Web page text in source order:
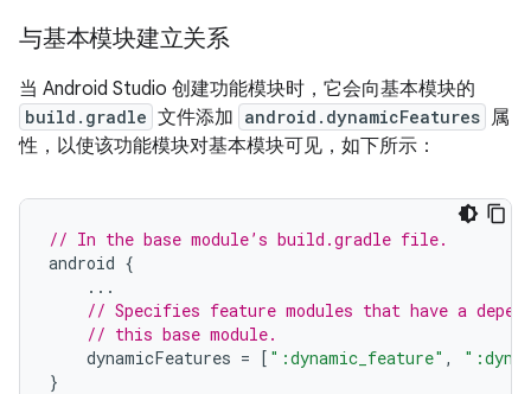
与基本模块建立关系
当 Android Studio 创建功能模块时，它会向基本模块的
build.gradle 文件添加 android.dynamicFeatures 属
性，以使该功能模块对基本模块可见，如下所示：
// In the base module’s build.gradle file.
android {
...
// Specifies feature modules that have a
// this base module.
dynamicFeatures = [ ":dynamic_feature" ,
}